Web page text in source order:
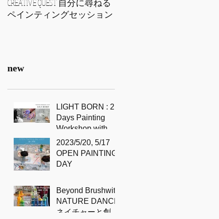
CREATIVE QUEST 自分に尋ねる
ペインティングセッション
new
LIGHT BORN : 2
Days Painting
Workshop with
Sidd Murray-Clark
2023/5/20, 5/17
OPEN PAINTING
DAY
Beyond Brushwith
NATURE DANCE
ネイチャーと創造